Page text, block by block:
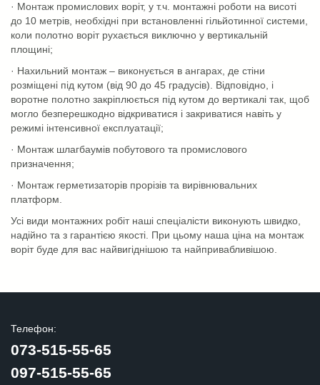
· Монтаж промислових воріт, у т.ч. монтажні роботи на висоті
до 10 метрів, необхідні при встановленні гільйотинної системи,
коли полотно воріт рухається виключно у вертикальній
площині;
· Нахильний монтаж – виконується в ангарах, де стіни
розміщені під кутом (від 90 до 45 градусів). Відповідно, і
воротне полотно закріплюється під кутом до вертикалі так, щоб
могло безперешкодно відкриватися і закриватися навіть у
режимі інтенсивної експлуатації;
· Монтаж шлагбаумів побутового та промислового
призначення;
· Монтаж герметизаторів прорізів та вирівнювальних
платформ.
Усі види монтажних робіт наші спеціалісти виконують швидко,
надійно та з гарантією якості. При цьому наша ціна на монтаж
воріт буде для вас найвигіднішою та найпривабливішою.
Телефон:
073-515-55-65
097-515-55-65